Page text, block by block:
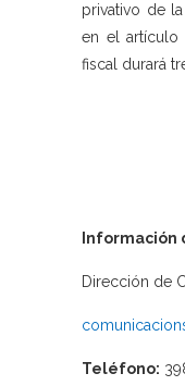
privativo de
en el artículo
fiscal durará
Información
Dirección de
Teléfono: